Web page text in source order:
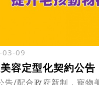
09
容定型化契約公告
告/配合政府新制，寵物